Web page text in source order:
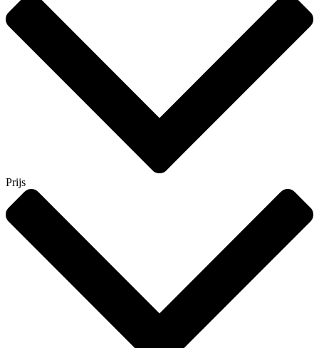
Prijs